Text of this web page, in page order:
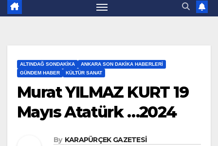
ALTINDAĞ SONDAKIKA
ANKARA SON DAKIKA HABERLERI
GÜNDEM HABER
KÜLTÜR SANAT
Murat YILMAZ KURT 19
Mayıs Atatürk …2024
By KARAPÜRÇEK GAZETESİ